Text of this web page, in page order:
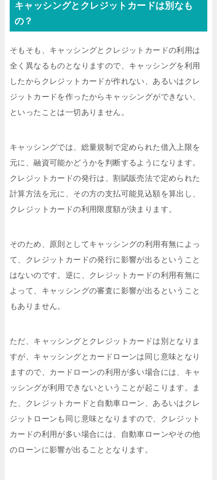
キャッシングとクレジットカードは別なも
の？
そもそも、キャッシングとクレジットカードの利用は
全く異なるものとなりますので、キャッシングを利用
したからクレジットカードが作れない、あるいはクレ
ジットカードを作ったからキャッシングができない、
といったことは一切ありません。
キャッシングでは、総量規制で定められた借入上限を
元に、融資可能かどうかを判断するようになります。
クレジットカードの発行は、割賦販売法で定められた
計算方法を元に、その方の支払可能見込額を算出し、
クレジットカードの利用限度額が決まります。
そのため、原則としてキャッシングの利用有無によっ
て、クレジットカードの発行に影響が出るということ
はないのです。逆に、クレジットカードの利用有無に
よって、キャッシングの審査に影響が出るということ
もありません。
ただ、キャッシングとクレジットカードは別となりま
すが、キャッシングとカードローンは同じ意味となり
ますので、カードローンの利用が多い場合には、キャ
ッシングが利用できないということが起こります。ま
た、クレジットカードと自動車ローン、あるいはクレ
ジットローンも同じ意味となりますので、クレジット
カードの利用が多い場合には、自動車ローンやその他
のローンに影響が出ることとなります。